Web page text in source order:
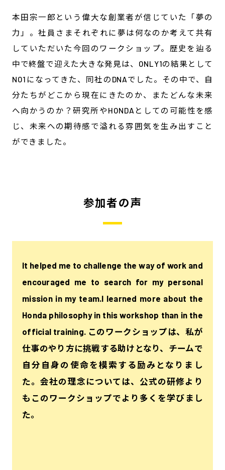
本田宗一郎という偉大な創業者が信じていた「夢の
力」。社員さまそれぞれに夢は何なのか考えて共有
していただいた今回のワークショップ。歴史を辿る
中で終盤で迎えた大きな発見は、ONLY1の結果として
NO1になってきた、同社のDNAでした。その中で、自
分たちがどこから現在にきたのか、またどんな未来
へ向かうのか？研究所やHONDAとしての可能性を感
じ、未来への期待感で溢れる雰囲気を生み出すこと
ができました。
参加者の声
It helped me to challenge the way of work and
encouraged me to search for my personal
mission in my team.I learned more about the
Honda philosophy in this workshop than in the
official training. このワークショップは、私が
仕事のやり方に挑戦する助けとなり、チームで
自分自身の使命を模索する励みとなりまし
た。会社の理念については、公式の研修より
もこのワークショップでより多くを学びまし
た。